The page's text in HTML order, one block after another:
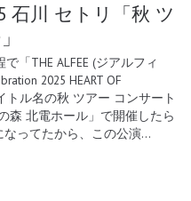
石川 セトリ「秋 ツ
「THE ALFEE (ジアルフィ
2025 HEART OF
トル名の秋 ツアー コンサート
森 北電ホール」で開催したら
なってたから、この公演…